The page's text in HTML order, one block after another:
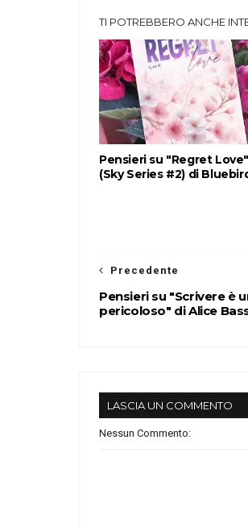
TI POTREBBERO ANCHE
Pensieri su "Regret Love"
(Sky Series #2) di
Precedente
Pensieri su "Scrivere è
pericoloso" di Alice
LASCIA UN COMMENTO
Nessun Commento: